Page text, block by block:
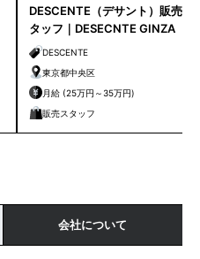
DESCENTE（デサント）販売ス
タッフ｜DESECNTE GINZA
※9月リニューアルオープン
DESCENTE
東京都中央区
月給 (25万円～35万円)
販売スタッフ
会社について